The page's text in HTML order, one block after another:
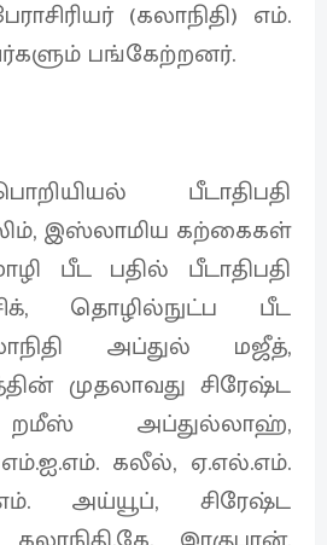
(கலாநிதி) எம்.
பங்கேற்றனர்.
பீடாதிபதி
இஸ்லாமிய கற்கைகள்
பீட பதில் பீடாதிபதி
தொழில்நுட்ப பீட
அப்துல் மஜீத்,
முதலாவது சிரேஷ்ட
றமீஸ் அப்துல்லாஹ்,
எம்.ஐ.எம். கலீல், ஏ.எல்.எம்.
அய்யூப், சிரேஷ்ட